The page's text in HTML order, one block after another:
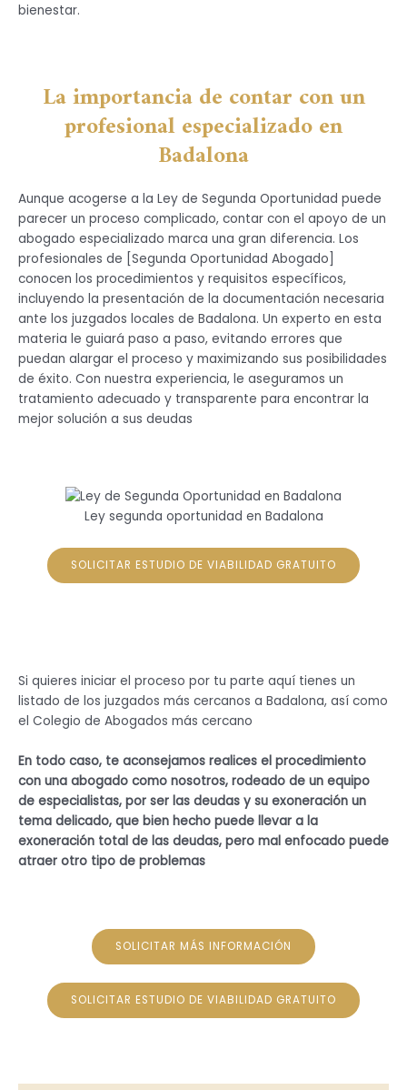
bienestar.
La importancia de contar con un
profesional especializado en
Badalona
Aunque acogerse a la Ley de Segunda Oportunidad puede
parecer un proceso complicado, contar con el apoyo de un
abogado especializado marca una gran diferencia. Los
profesionales de [Segunda Oportunidad Abogado]
conocen los procedimientos y requisitos específicos,
incluyendo la presentación de la documentación necesaria
ante los juzgados locales de Badalona. Un experto en esta
materia le guiará paso a paso, evitando errores que
puedan alargar el proceso y maximizando sus posibilidades
de éxito. Con nuestra experiencia, le aseguramos un
tratamiento adecuado y transparente para encontrar la
mejor solución a sus deudas
Ley segunda oportunidad en Badalona
SOLICITAR ESTUDIO DE VIABILIDAD GRATUITO
Si quieres iniciar el proceso por tu parte aquí tienes un
listado de los juzgados más cercanos a Badalona, así como
el Colegio de Abogados más cercano
En todo caso, te aconsejamos realices el procedimiento
con una abogado como nosotros, rodeado de un equipo
de especialistas, por ser las deudas y su exoneración un
tema delicado, que bien hecho puede llevar a la
exoneración total de las deudas, pero mal enfocado puede
atraer otro tipo de problemas
SOLICITAR MÁS INFORMACIÓN
SOLICITAR ESTUDIO DE VIABILIDAD GRATUITO